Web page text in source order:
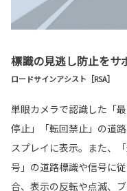
標識の見逃し防止をサ
ロードサインアシスト［RSA］
単眼カメラで認識した「
停止」「転回禁止」の道
スプレイに表示。また、
号」の道路標識や信号に
合、表示の反転や点滅、